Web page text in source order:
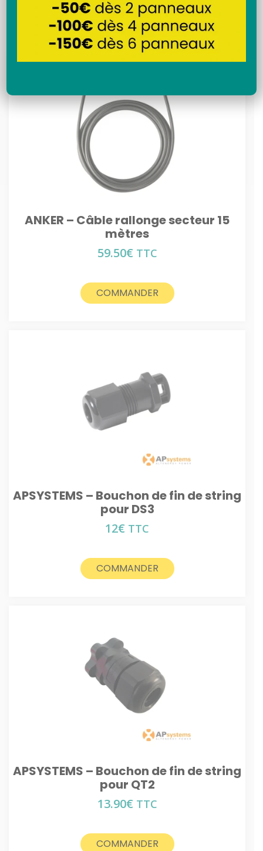
Recherche
ANKER – Câble rallonge secteur 15
mètres
59.50€ TTC
COMMANDER
APSYSTEMS – Bouchon de fin de string
pour DS3
12€ TTC
COMMANDER
APSYSTEMS – Bouchon de fin de string
pour QT2
13.90€ TTC
COMMANDER